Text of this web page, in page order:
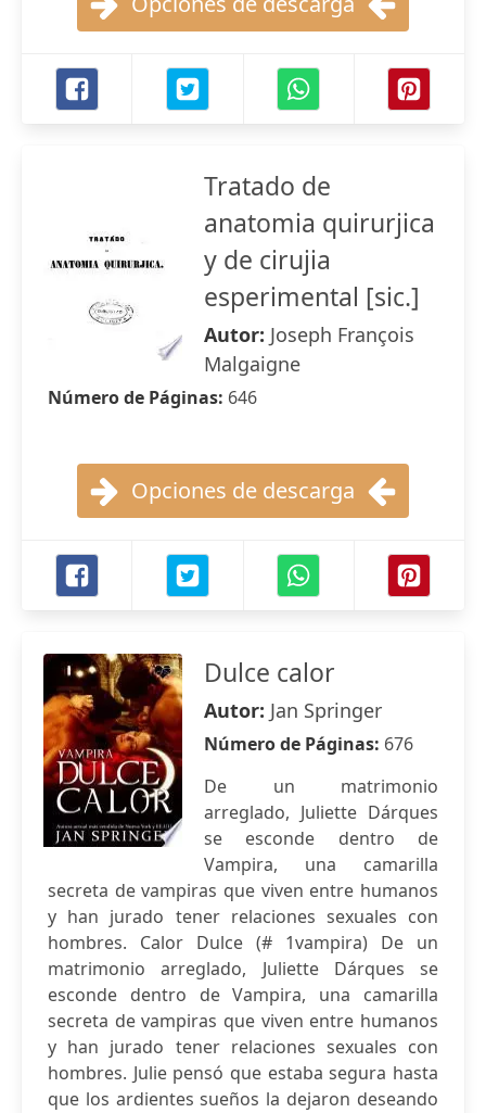
Tratado de
anatomia quirurjica
y de cirujia
esperimental [sic.]
Autor: Joseph François
Malgaigne
Número de Páginas: 646
Opciones de descarga
Dulce calor
Autor: Jan Springer
Número de Páginas: 676
De un matrimonio
arreglado, Juliette Dárques
se esconde dentro de
Vampira, una camarilla
secreta de vampiras que viven entre humanos
y han jurado tener relaciones sexuales con
hombres. Calor Dulce (# 1vampira) De un
matrimonio arreglado, Juliette Dárques se
esconde dentro de Vampira, una camarilla
secreta de vampiras que viven entre humanos
y han jurado tener relaciones sexuales con
hombres. Julie pensó que estaba segura hasta
que los ardientes sueños la dejaron deseando